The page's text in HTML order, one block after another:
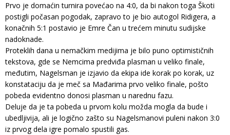
Prvo je domaćin turnira povećao na 4:0, da bi nakon toga Škoti
postigli počasan pogodak, zapravo to je bio autogol Ridigera, a
konačnih 5:1 postavio je Emre Čan u trećem minutu sudijske
nadoknade.
Proteklih dana u nemačkim medijima je bilo puno optimističnih
tekstova, gde se Nemcima predviđa plasman u veliko finale,
međutim, Nagelsman je izjavio da ekipa ide korak po korak, uz
konstataciju da je meč sa Mađarima prvo veliko finale, pošto
pobeda evidentno donosi plasman u narednu fazu.
Deluje da je ta pobeda u prvom kolu možda mogla da bude i
ubedljivija, ali je logično zašto su Nagelsmanovi puleni nakon 3:0
iz prvog dela igre pomalo spustili gas.